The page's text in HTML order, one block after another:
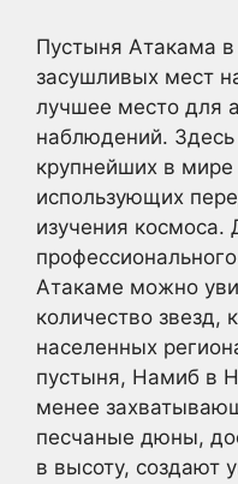
Пустыня Атакама
засушливых мест
лучшее место для
наблюдений.
крупнейших в мире
использующих
изучения космоса.
Атакаме можно
количество звезд,
населенных
пустыня, Намиб в
менее
песчаные дюны,
в высоту, создают